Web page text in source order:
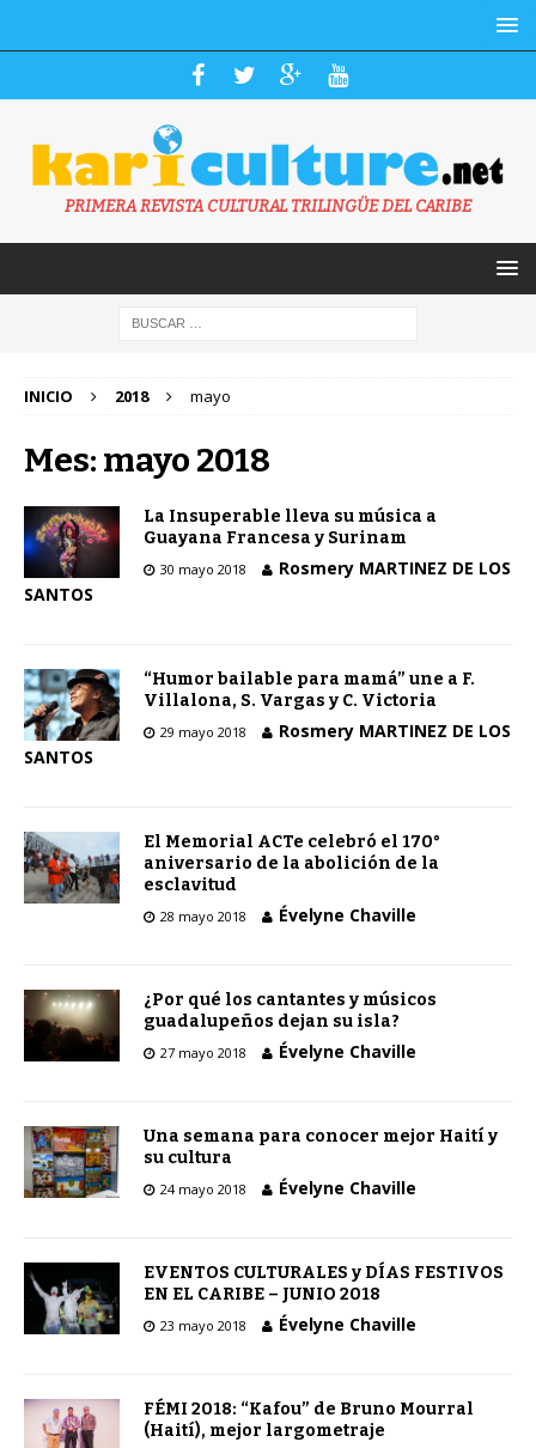
PRIMERA REVISTA CULTURAL TRILINGÜE DEL CARIBE
INICIO 2018 mayo
Mes: mayo 2018
La Insuperable lleva su música a
Guayana Francesa y Surinam
30 mayo 2018
Rosmery MARTINEZ DE LOS
SANTOS
“Humor bailable para mamá” une a F.
Villalona, S. Vargas y C. Victoria
29 mayo 2018
Rosmery MARTINEZ DE LOS
SANTOS
El Memorial ACTe celebró el 170°
aniversario de la abolición de la
esclavitud
28 mayo 2018 Évelyne Chaville
¿Por qué los cantantes y músicos
guadalupeños dejan su isla?
27 mayo 2018 Évelyne Chaville
Una semana para conocer mejor Haití y
su cultura
24 mayo 2018 Évelyne Chaville
EVENTOS CULTURALES y DÍAS FESTIVOS
EN EL CARIBE – JUNIO 2018
23 mayo 2018 Évelyne Chaville
FÉMI 2018: “Kafou” de Bruno Mourral
(Haití), mejor largometraje